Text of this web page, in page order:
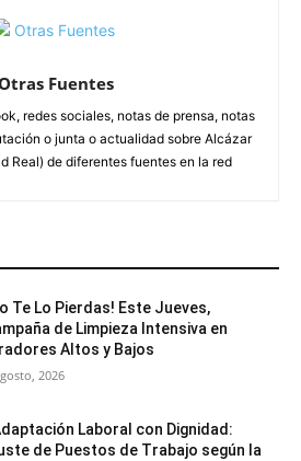
Fuentes
redes sociales, notas de prensa, notas
o junta o actualidad sobre Alcázar
Real) de diferentes fuentes en la red
Te Lo Pierdas! Este Jueves,
de Limpieza Intensiva en
Altos y Bajos
2026
Laboral con Dignidad:
de Puestos de Trabajo según la